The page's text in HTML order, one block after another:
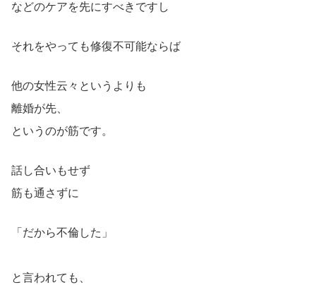
などのケアを先にすべきですし
それをやっても修復不可能ならば
他の女性云々というよりも
離婚が先、
というのが筋です。
話し合いもせず
筋も通さずに
「だから不倫した」
と言われても、